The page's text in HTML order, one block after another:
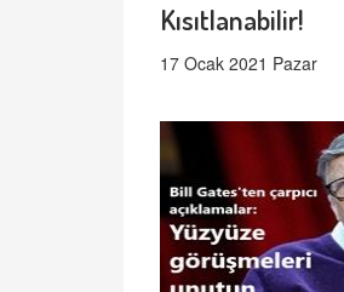
Kısıtlanabilir!
17 Ocak 2021 Pazar